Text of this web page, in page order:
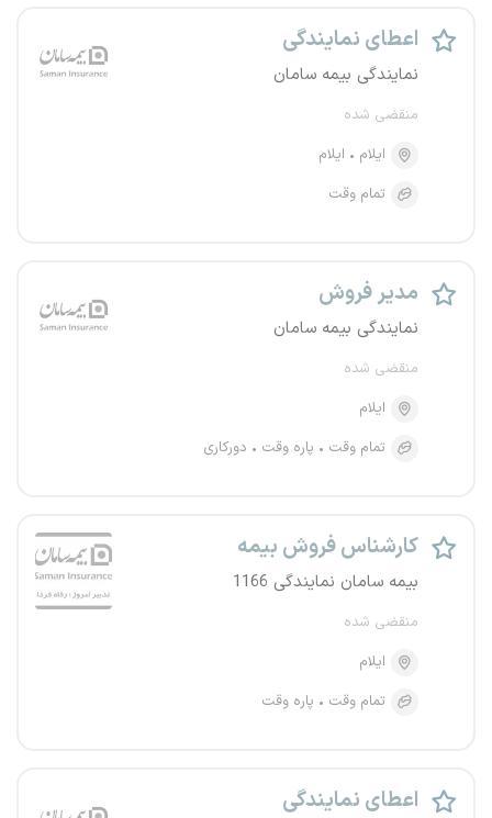
اعطای نمایندگی
نمایندگی بیمه سامان
منقضی شده
ایلام
ایلام
تمام وقت
مدیر فروش
نمایندگی بیمه سامان
منقضی شده
ایلام
تمام وقت
پاره وقت دورکاری
کارشناس فروش بیمه
بیمه سامان نمایندگی 1166
منقضی شده
ایلام
تمام وقت
پاره وقت
اعطای نمایندگی